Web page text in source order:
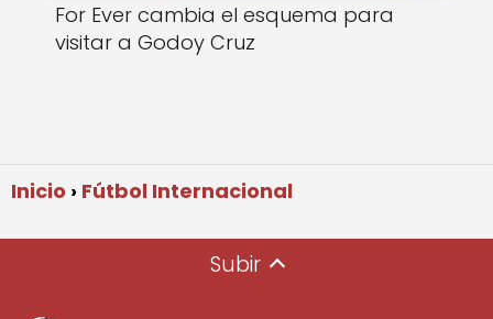
For Ever cambia el esquema para
visitar a Godoy Cruz
Inicio Fútbol Internacional
Subir